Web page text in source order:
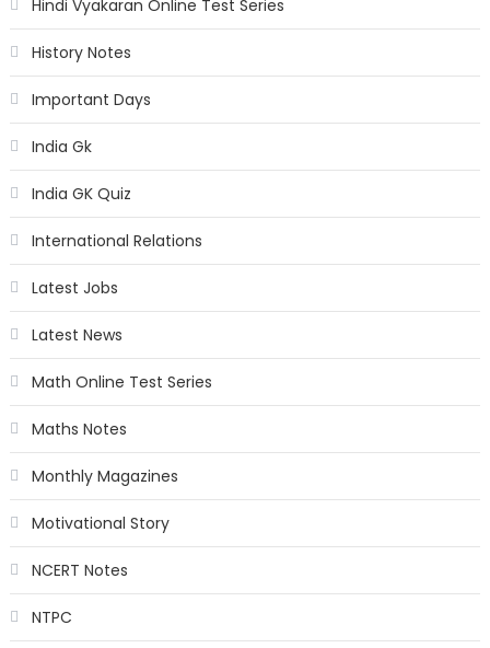
Hindi Vyakaran Online Test Series
History Notes
Important Days
India Gk
India GK Quiz
International Relations
Latest Jobs
Latest News
Math Online Test Series
Maths Notes
Monthly Magazines
Motivational Story
NCERT Notes
NTPC